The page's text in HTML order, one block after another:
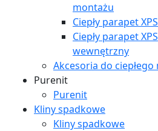
montażu
Ciepły parapet
Ciepły parapet XPS
wewnętrzny
Akcesoria do
Purenit
Purenit
Kliny spadkowe
Kliny spadkowe